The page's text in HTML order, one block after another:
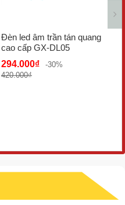
Đèn led âm trần tán quang
cao cấp GX-DL05
294.000₫
-30%
420.000₫